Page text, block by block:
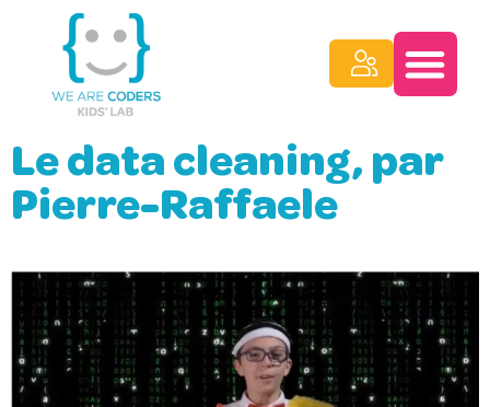
Le data cleaning, par
Pierre-Raffaele